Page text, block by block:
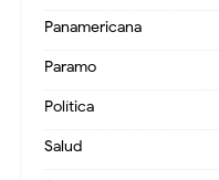
Panamericana
Paramo
Política
Salud